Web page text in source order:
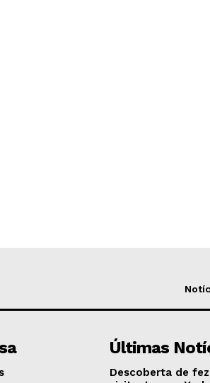
Últimas
Descoberta de